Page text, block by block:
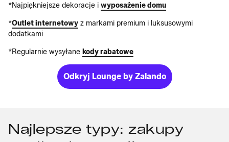
*Najpiękniejsze dekoracje i wyposażenie domu
*Outlet internetowy z markami premium i luksusowymi
dodatkami
*Regularnie wysyłane kody rabatowe
Odkryj Lounge by Zalando
Najlepsze typy: zakupy